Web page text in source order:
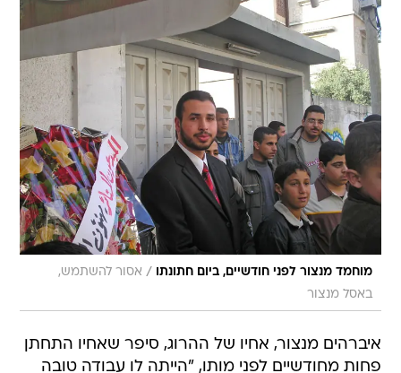
מוחמד מנצור לפני חודשיים, ביום חתונתו / אסור להשתמש,
באסל מנצור
איברהים מנצור, אחיו של ההרוג, סיפר שאחיו התחתן
פחות מחודשיים לפני מותו, "הייתה לו עבודה טובה